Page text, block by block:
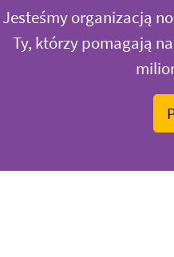
Jesteśmy organizacją
Ty, którzy pomagają